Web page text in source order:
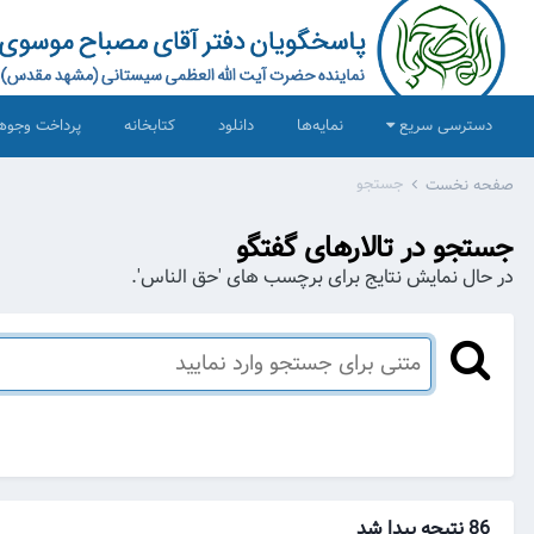
دسترسی سریع نمایه‌ها دانلود کتابخانه پرداخت
صفحه نخست جستجو
جستجو در تالارهای گفتگو
در حال نمایش نتایج برای برچسب های 'حق الناس'.